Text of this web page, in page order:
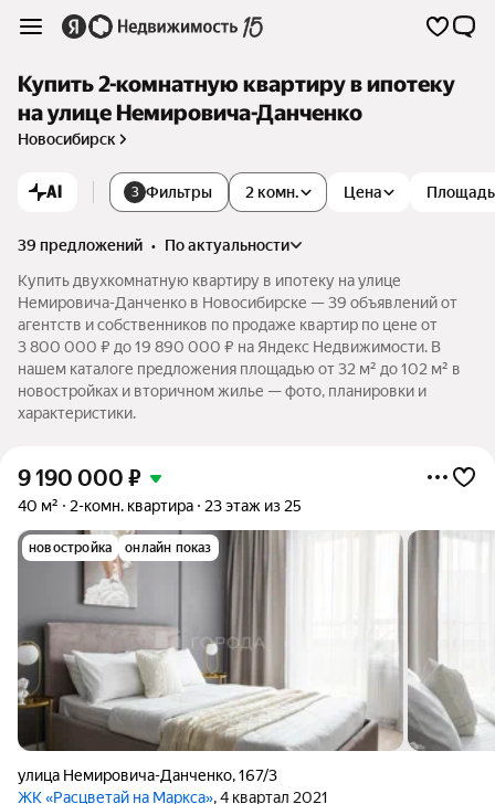
Купить 2-комнатную квартиру в ипотеку
на улице Немировича-Данченко
Новосибирск
AI 3 Фильтры 2 комн. Цена Площадь
39 предложений •
по актуальности
Купить двухкомнатную квартиру в ипотеку на улице
Немировича-Данченко в Новосибирске — 39 объявлений от
агентств и собственников по продаже квартир по цене от
3 800 000 ₽ до 19 890 000 ₽ на Яндекс Недвижимости. В
нашем каталоге предложения площадью от 32 м² до 102 м² в
новостройках и вторичном жилье — фото, планировки и
характеристики.
9 190 000 ₽
40 м² 2-комн. квартира 23 этаж из 25
новостройка онлайн показ
улица Немировича-Данченко,167/3
ЖК «Расцветай на Маркса», 4 квартал 2021